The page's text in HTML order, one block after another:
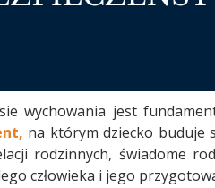
wychowania jest
na którym dziecko buduje
rodzinnych, świadome
człowieka i jego